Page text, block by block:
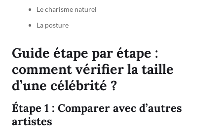
Le charisme naturel
La posture
Guide étape par étape :
comment vérifier la taille
d’une célébrité ?
Étape 1 : Comparer avec d’autres
artistes